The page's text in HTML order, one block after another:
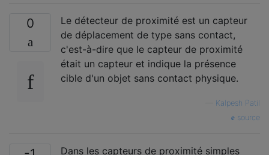
0
Le détecteur de proximité est un capteur
de déplacement de type sans contact,
c'est-à-dire que le capteur de proximité
était un capteur et indique la présence
cible d'un objet sans contact physique.
Kalpesh Patil
source
Dans les capteurs de proximité simples